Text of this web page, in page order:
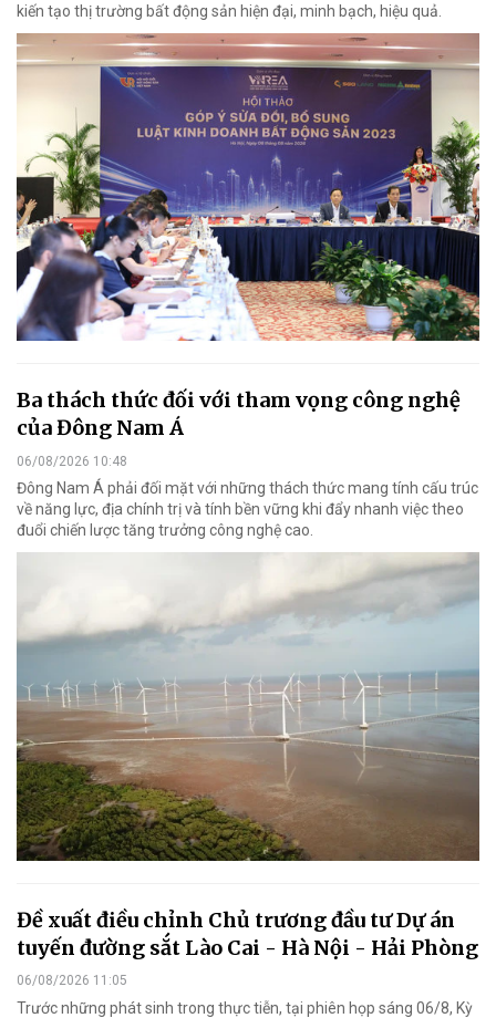
kiến tạo thị trường bất động sản hiện đại, minh bạch, hiệu quả.
Ba thách thức đối với tham vọng công nghệ
của Đông Nam Á
06/08/2026 10:48
Đông Nam Á phải đối mặt với những thách thức mang tính cấu trúc
về năng lực, địa chính trị và tính bền vững khi đẩy nhanh việc theo
đuổi chiến lược tăng trưởng công nghệ cao.
Đề xuất điều chỉnh Chủ trương đầu tư Dự án
tuyến đường sắt Lào Cai - Hà Nội - Hải Phòng
06/08/2026 11:05
Trước những phát sinh trong thực tiễn, tại phiên họp sáng 06/8, Kỳ